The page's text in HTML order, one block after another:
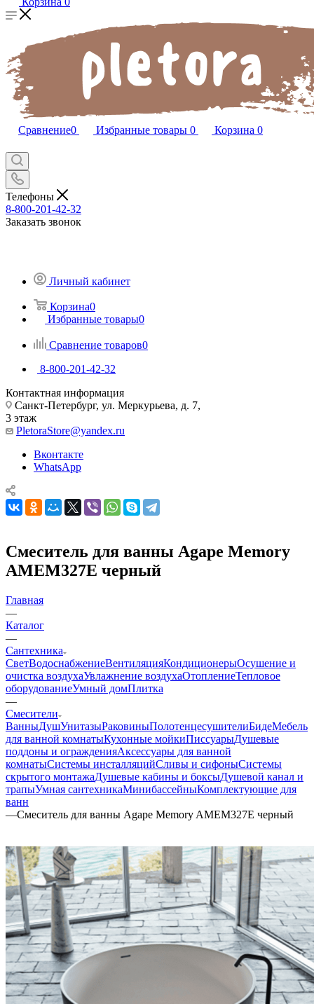
Сравнение0 Избранные товары 0 Корзина 0
Телефоны
8-800-201-42-32
Заказать звонок
Личный кабинет
Корзина0
Избранные товары0
Сравнение товаров0
8-800-201-42-32
Контактная информация
Санкт-Петербург, ул. Меркурьева, д. 7,
3 этаж
PletoraStore@yandex.ru
Вконтакте
WhatsApp
Смеситель для ванны Agape Memory
AMEM327E черный
Главная
—
Каталог
—
Сантехника
СветВодоснабжениеВентиляцияКондиционерыОсушение и
очистка воздухаУвлажнение воздухаОтоплениеТепловое
оборудованиеУмный домПлитка
—
Смесители
ВанныДушУнитазыРаковиныПолотенцесушителиБидеМебель
для ванной комнатыКухонные мойкиПиссуарыДушевые
поддоны и огражденияАксессуары для ванной
комнатыСистемы инсталляцийСливы и сифоныСистемы
скрытого монтажаДушевые кабины и боксыДушевой канал и
трапыУмная сантехникаМинибассейныКомплектующие для
ванн
—Смеситель для ванны Agape Memory AMEM327E черный